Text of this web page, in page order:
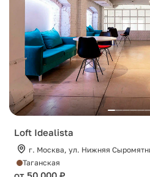
Loft Idealista
г. Москва, ул. Нижняя
Таганская